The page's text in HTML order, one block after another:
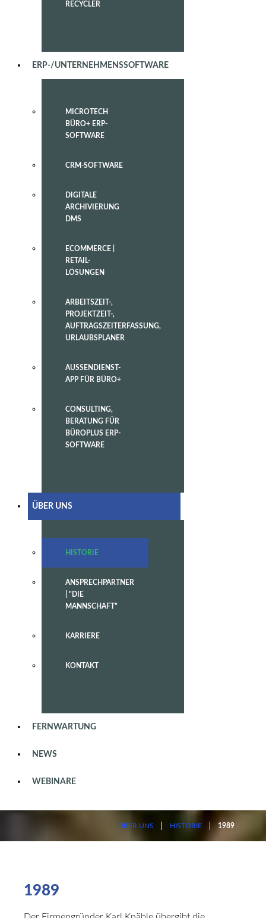
RECYCLER
ERP-/UNTERNEHMENSSOFTWARE
MICROTECH
BÜRO+ ERP-
SOFTWARE
CRM-SOFTWARE
DIGITALE
ARCHIVIERUNG
DMS
ECOMMERCE |
RETAIL-
LÖSUNGEN
ARBEITSZEIT-,
PROJEKTZEIT-,
AUFTRAGSZEITERFASSUNG,
URLAUBSPLANER
AUSSENDIENST-
APP FÜR BÜRO+
CONSULTING,
BERATUNG FÜR
BÜROPLUS ERP-
SOFTWARE
ÜBER UNS
HISTORIE
ANSPRECHPARTNER
| "DIE
MANNSCHAFT"
KARRIERE
KONTAKT
FERNWARTUNG
NEWS
WEBINARE
ÜBER UNS HISTORIE 1989
1989